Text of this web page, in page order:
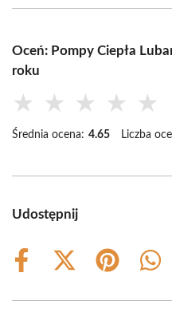
Oceń: Pompy Ciepła
roku
★ ★ ★ ★ ★
Średnia ocena: 4.65 Liczba
Udostępnij
Share
Share
(Twitter)
Share